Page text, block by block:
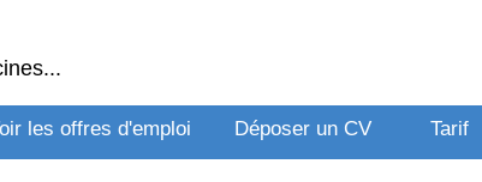
les offres d'emploi Déposer un CV Tarif